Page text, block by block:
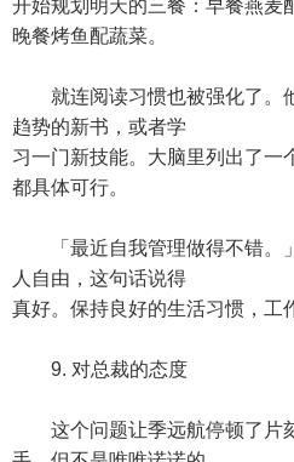
开始规划明天的三餐：早餐燕麦
晚餐烤鱼配蔬菜。
就连阅读习惯也被强化了。
趋势的新书，或者学
习一门新技能。大脑里列出了一
都具体可行。
「最近自我管理做得不错。
人自由，这句话说得
真好。保持良好的生活习惯，工
9. 对总裁的态度
这个问题让季远航停顿了片